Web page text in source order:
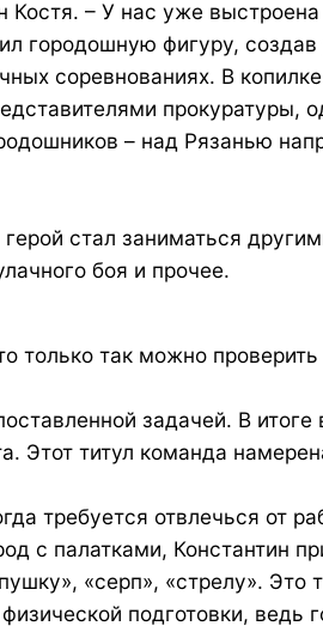
– У нас уже
городошную фигуру,
соревнованиях. В
прокуратуры,
– над Рязанью
стал заниматься
боя и прочее.
только так можно
задачей. В
титул команда
требуется отвлечься от
с палатками, Константин
«серп», «стрелу». Это
подготовки,